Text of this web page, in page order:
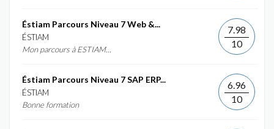
Éstiam Parcours Niveau 7 Web &...
ÉSTIAM
Mon parcours à ESTIAM...
7.98
10
Éstiam Parcours Niveau 7 SAP ERP...
ÉSTIAM
Bonne formation
6.96
10